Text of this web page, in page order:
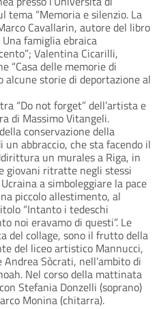
tema “Memoria e silenzio. La
Cavallarin, autore del libro
famiglia ebraica
Valentina Cicarilli,
“Casa delle memorie di
alcune storie di deportazione al
“Do not forget” dell’artista e
di Massimo Vitangeli.
conservazione della
abbraccio, che sta facendo il
un murales a Riga, in
giovani ritratte negli stessi
a simboleggiare la pace
piccolo allestimento, al
“Intanto i tedeschi
noi eravamo di questi”. Le
del collage, sono il frutto della
del liceo artistico Mannucci,
Sòcrati, nell’ambito di
Nel corso della mattinata
Stefania Donzelli (soprano)
Monina (chitarra).